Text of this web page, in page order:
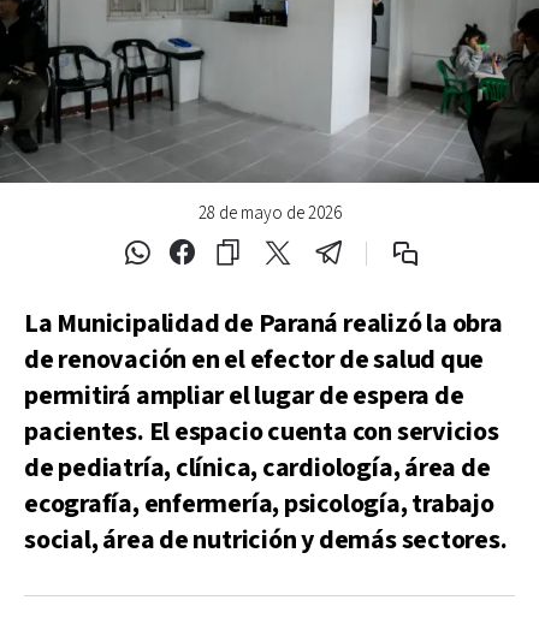
28 de mayo de 2026
La Municipalidad de Paraná realizó la obra
de renovación en el efector de salud que
permitirá ampliar el lugar de espera de
pacientes. El espacio cuenta con servicios
de pediatría, clínica, cardiología, área de
ecografía, enfermería, psicología, trabajo
social, área de nutrición y demás sectores.